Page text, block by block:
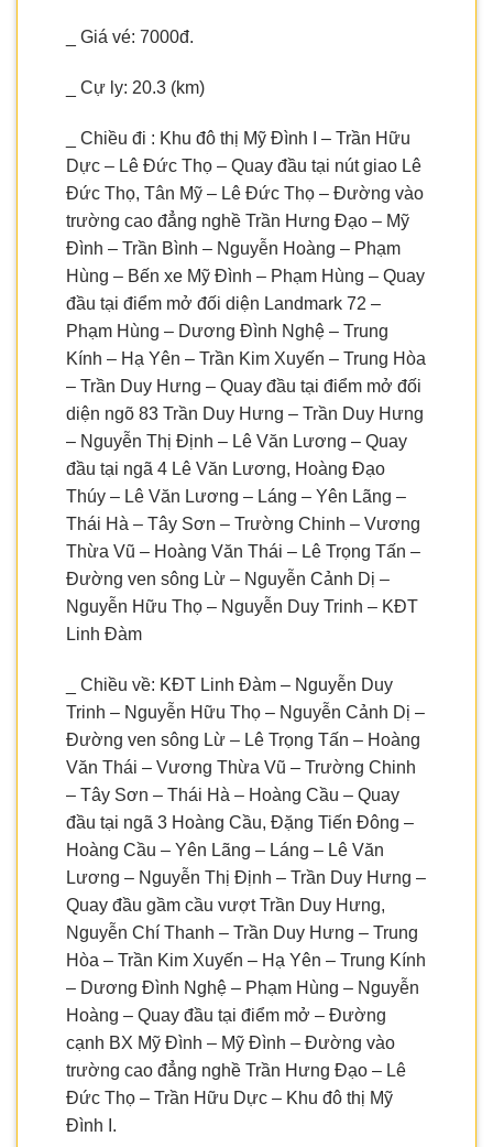
_ Giá vé: 7000đ.
_ Cự ly: 20.3 (km)
_ Chiều đi : Khu đô thị Mỹ Đình I – Trần Hữu
Dực – Lê Đức Thọ – Quay đầu tại nút giao Lê
Đức Thọ, Tân Mỹ – Lê Đức Thọ – Đường vào
trường cao đẳng nghề Trần Hưng Đạo – Mỹ
Đình – Trần Bình – Nguyễn Hoàng – Phạm
Hùng – Bến xe Mỹ Đình – Phạm Hùng – Quay
đầu tại điểm mở đối diện Landmark 72 –
Phạm Hùng – Dương Đình Nghệ – Trung
Kính – Hạ Yên – Trần Kim Xuyến – Trung Hòa
– Trần Duy Hưng – Quay đầu tại điểm mở đối
diện ngõ 83 Trần Duy Hưng – Trần Duy Hưng
– Nguyễn Thị Định – Lê Văn Lương – Quay
đầu tại ngã 4 Lê Văn Lương, Hoàng Đạo
Thúy – Lê Văn Lương – Láng – Yên Lãng –
Thái Hà – Tây Sơn – Trường Chinh – Vương
Thừa Vũ – Hoàng Văn Thái – Lê Trọng Tấn –
Đường ven sông Lừ – Nguyễn Cảnh Dị –
Nguyễn Hữu Thọ – Nguyễn Duy Trinh – KĐT
Linh Đàm
_ Chiều về: KĐT Linh Đàm – Nguyễn Duy
Trinh – Nguyễn Hữu Thọ – Nguyễn Cảnh Dị –
Đường ven sông Lừ – Lê Trọng Tấn – Hoàng
Văn Thái – Vương Thừa Vũ – Trường Chinh
– Tây Sơn – Thái Hà – Hoàng Cầu – Quay
đầu tại ngã 3 Hoàng Cầu, Đặng Tiến Đông –
Hoàng Cầu – Yên Lãng – Láng – Lê Văn
Lương – Nguyễn Thị Định – Trần Duy Hưng –
Quay đầu gầm cầu vượt Trần Duy Hưng,
Nguyễn Chí Thanh – Trần Duy Hưng – Trung
Hòa – Trần Kim Xuyến – Hạ Yên – Trung Kính
– Dương Đình Nghệ – Phạm Hùng – Nguyễn
Hoàng – Quay đầu tại điểm mở – Đường
cạnh BX Mỹ Đình – Mỹ Đình – Đường vào
trường cao đẳng nghề Trần Hưng Đạo – Lê
Đức Thọ – Trần Hữu Dực – Khu đô thị Mỹ
Đình I.